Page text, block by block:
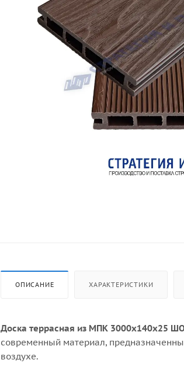
ОПИСАНИЕ ХАРАКТЕРИСТИКИ
Доска террасная из МПК 3000x140x25
современный материал,
воздухе.